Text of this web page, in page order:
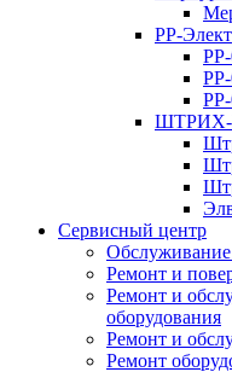
РР-
Сервисный центр
Ремонт и
Ремонт и
оборудования
Ремонт и
Ремонт